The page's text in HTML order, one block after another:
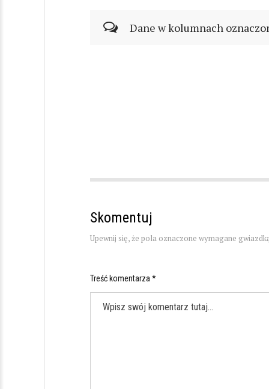
Dane w kolumnach
Skomentuj
Upewnij się, że pola oznaczone wymagane
Treść komentarza *